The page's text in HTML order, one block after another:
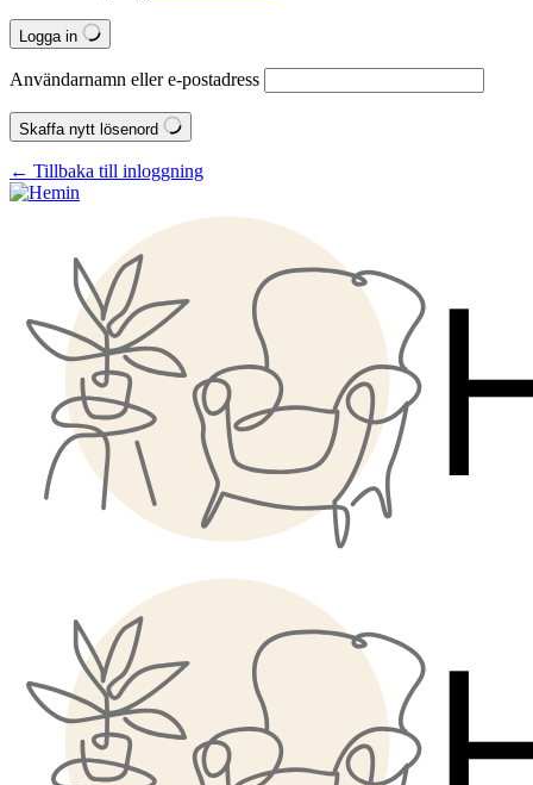
Logga in
Användarnamn eller e‑postadress
Skaffa nytt lösenord
← Tillbaka till inloggning